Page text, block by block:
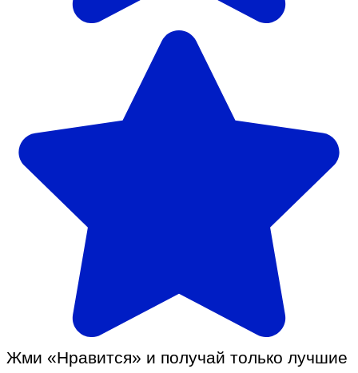
Жми «Нравится» и получай только лучшие